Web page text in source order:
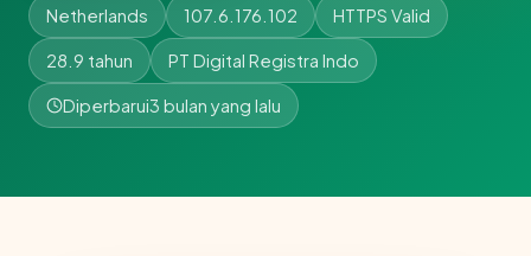
Netherlands 107.6.176.102 HTTPS Valid
28.9 tahun PT Digital Registra Indo
Diperbarui3 bulan yang lalu